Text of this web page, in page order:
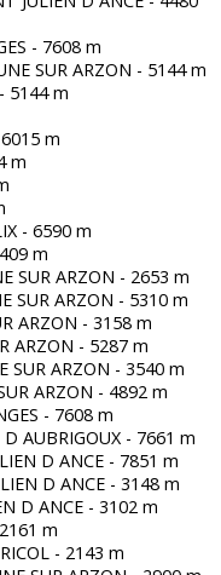
- 7608 m
SUR ARZON - 5144 m
5144 m
m
m
- 6590 m
m
SUR ARZON - 2653 m
SUR ARZON - 5310 m
ARZON - 3158 m
ARZON - 5287 m
SUR ARZON - 3540 m
ARZON - 4892 m
- 7608 m
AUBRIGOUX - 7661 m
D ANCE - 7851 m
D ANCE - 3148 m
D ANCE - 3102 m
m
- 2143 m